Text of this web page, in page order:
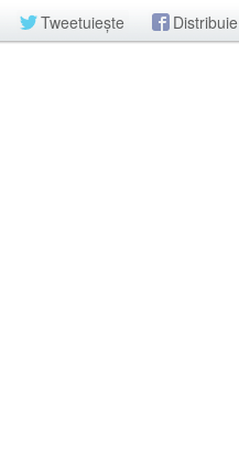
Tweetuiește Distribuie